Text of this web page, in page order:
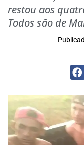
restou aos
Todos são de